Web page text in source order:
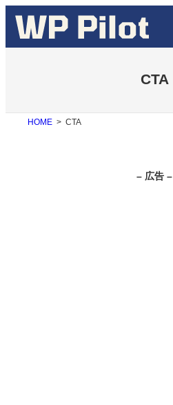
ス
CTA
HOME CTA
– 広告 –